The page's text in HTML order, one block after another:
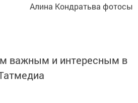
Алина Кондратьва фотосы
важным и интересным в